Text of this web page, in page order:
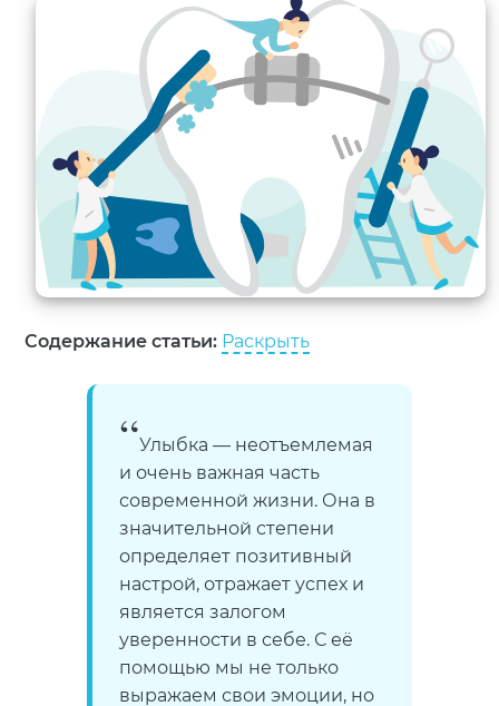
Содержание статьи: Раскрыть
Улыбка — неотъемлемая
и очень важная часть
современной жизни. Она в
значительной степени
определяет позитивный
настрой, отражает успех и
является залогом
уверенности в себе. С её
помощью мы не только
выражаем свои эмоции, но